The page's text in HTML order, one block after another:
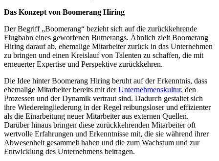
Das Konzept von Boomerang Hiring
Der Begriff „Boomerang“ bezieht sich auf die zurückkehrende
Flugbahn eines geworfenen Bumerangs. Ähnlich zielt Boomerang
Hiring darauf ab, ehemalige Mitarbeiter zurück in das Unternehmen
zu bringen und einen Kreislauf von Talenten zu schaffen, die mit
erneuerter Expertise und Perspektive zurückkehren.
Die Idee hinter Boomerang Hiring beruht auf der Erkenntnis, dass
ehemalige Mitarbeiter bereits mit derUnternehmenskultur, den
Prozessen und der Dynamik vertraut sind. Dadurch gestaltet sich
ihre Wiedereingliederung in der Regel reibungsloser und effizienter
als die Einarbeitung neuer Mitarbeiter aus externen Quellen.
Darüber hinaus bringen diese zurückkehrenden Mitarbeiter oft
wertvolle Erfahrungen und Erkenntnisse mit, die sie während ihrer
Abwesenheit gesammelt haben und die zum Wachstum und zur
Entwicklung des Unternehmens beitragen.